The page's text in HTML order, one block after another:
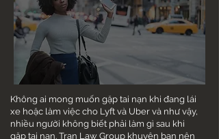
Không ai mong muốn gặp tai nạn khi đang lái
xe hoặc làm việc cho Lyft và Uber và như vậy,
nhiều người không biết phải làm gì sau khi
gặp tai nạn. Tran Law Group khuyên bạn nên